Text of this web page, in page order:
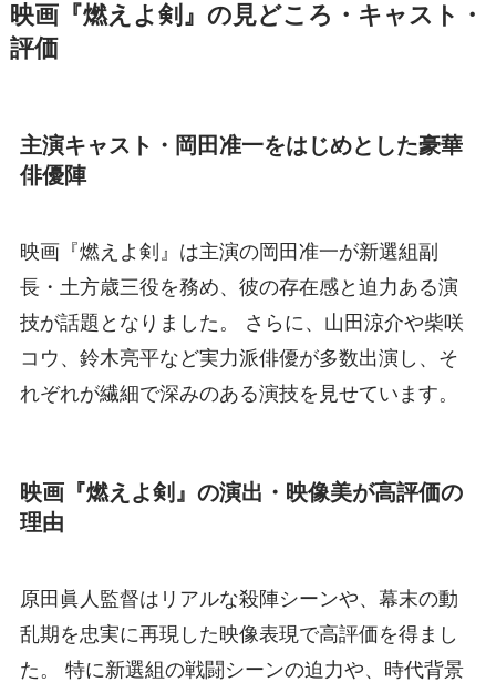
映画『燃えよ剣』の見どころ・キャスト・
評価
主演キャスト・岡田准一をはじめとした豪華
俳優陣
映画『燃えよ剣』は主演の岡田准一が新選組副
長・土方歳三役を務め、彼の存在感と迫力ある演
技が話題となりました。 さらに、山田涼介や柴咲
コウ、鈴木亮平など実力派俳優が多数出演し、そ
れぞれが繊細で深みのある演技を見せています。
映画『燃えよ剣』の演出・映像美が高評価の
理由
原田眞人監督はリアルな殺陣シーンや、幕末の動
乱期を忠実に再現した映像表現で高評価を得まし
た。 特に新選組の戦闘シーンの迫力や、時代背景